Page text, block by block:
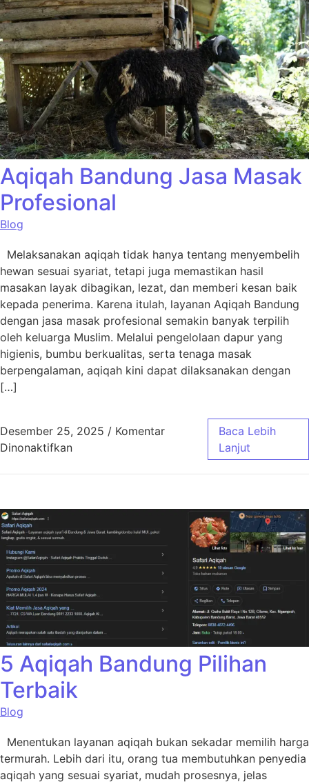
Aqiqah Bandung Jasa Masak
Profesional
Blog
Melaksanakan aqiqah tidak hanya tentang menyembelih
hewan sesuai syariat, tetapi juga memastikan hasil
masakan layak dibagikan, lezat, dan memberi kesan baik
kepada penerima. Karena itulah, layanan Aqiqah Bandung
dengan jasa masak profesional semakin banyak terpilih
oleh keluarga Muslim. Melalui pengelolaan dapur yang
higienis, bumbu berkualitas, serta tenaga masak
berpengalaman, aqiqah kini dapat dilaksanakan dengan
[…]
Desember 25, 2025 / Komentar
Dinonaktifkanpada Aqiqah Bandung Jasa Masak
Baca Lebih
Lanjut
5 Aqiqah Bandung Pilihan
Terbaik
Blog
Menentukan layanan aqiqah bukan sekadar memilih harga
termurah. Lebih dari itu, orang tua membutuhkan penyedia
aqiqah yang sesuai syariat, mudah prosesnya, jelas